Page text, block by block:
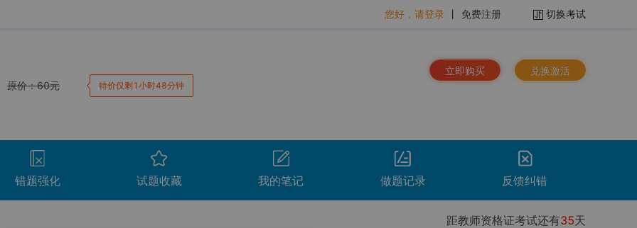
您好，请登录 丨 免费注册 切换考试
原价：60元 特价仅剩1小时48分钟
立即购买 兑换激活
错题强化 试题收藏 我的笔记 做题记录 反馈纠错
距教师资格证考试还有35天